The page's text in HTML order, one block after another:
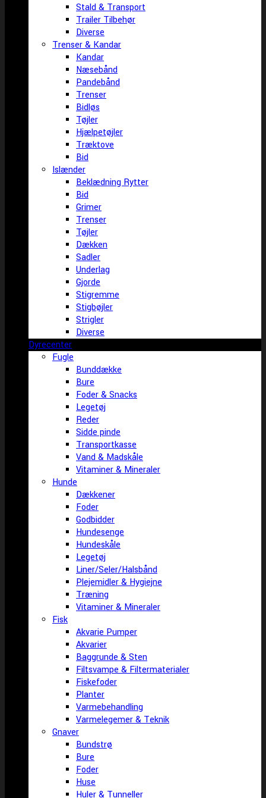
Stald & Transport
Trailer Tilbehør
Diverse
Trenser & Kandar
Kandar
Næsebånd
Pandebånd
Trenser
Bidløs
Tøjler
Hjælpetøjler
Træktove
Bid
Islænder
Beklædning Rytter
Bid
Grimer
Trenser
Tøjler
Dækken
Sadler
Underlag
Gjorde
Stigremme
Stigbøjler
Strigler
Diverse
Dyrecenter
Fugle
Bunddække
Bure
Foder & Snacks
Legetøj
Reder
Sidde pinde
Transportkasse
Vand & Madskåle
Vitaminer & Mineraler
Hunde
Dækkener
Foder
Godbidder
Hundesenge
Hundeskåle
Legetøj
Liner/Seler/Halsbånd
Plejemidler & Hygiejne
Træning
Vitaminer & Mineraler
Fisk
Akvarie Pumper
Akvarier
Baggrunde & Sten
Filtsvampe & Filtermaterialer
Fiskefoder
Planter
Varmebehandling
Varmelegemer & Teknik
Gnaver
Bundstrø
Bure
Foder
Huse
Huler & Tunneller